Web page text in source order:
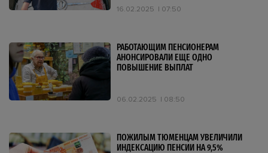
16.02.2025 07:50
РАБОТАЮЩИМ ПЕНСИОНЕРАМ
АНОНСИРОВАЛИ ЕЩЕ ОДНО
ПОВЫШЕНИЕ ВЫПЛАТ
06.02.2025 08:50
ПОЖИЛЫМ ТЮМЕНЦАМ УВЕЛИЧИЛИ
ИНДЕКСАЦИЮ ПЕНСИИ НА 9,5%